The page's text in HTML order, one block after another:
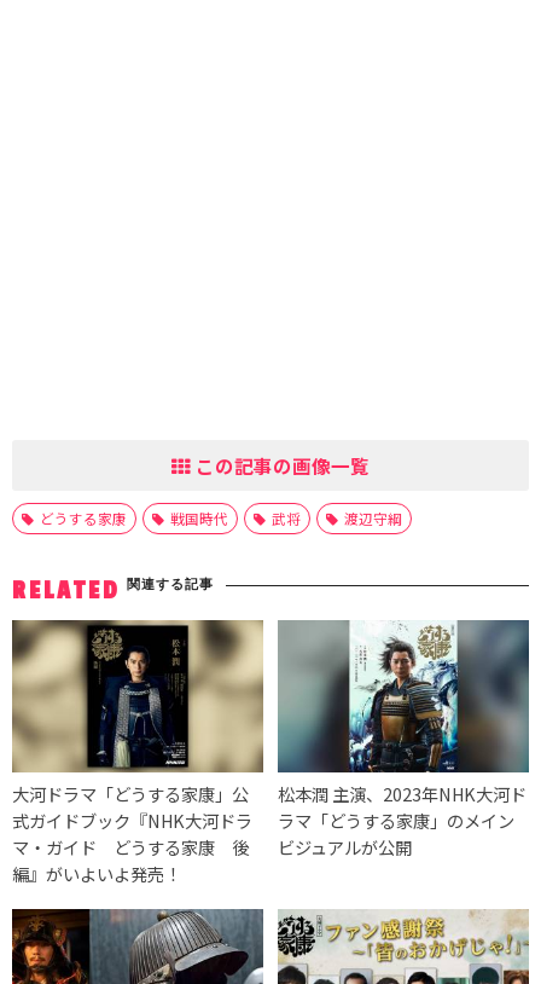
この記事の画像一覧
どうする家康 戦国時代 武将 渡辺守綱
RELATED 関連する記事
大河ドラマ「どうする家康」公
式ガイドブック『NHK大河ドラ
マ・ガイド どうする家康 後
編』がいよいよ発売！
松本潤 主演、2023年NHK大河ド
ラマ「どうする家康」のメイン
ビジュアルが公開